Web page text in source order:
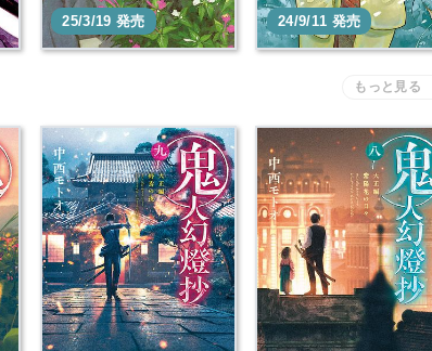
25/3/19 発売 24/9/11 発売